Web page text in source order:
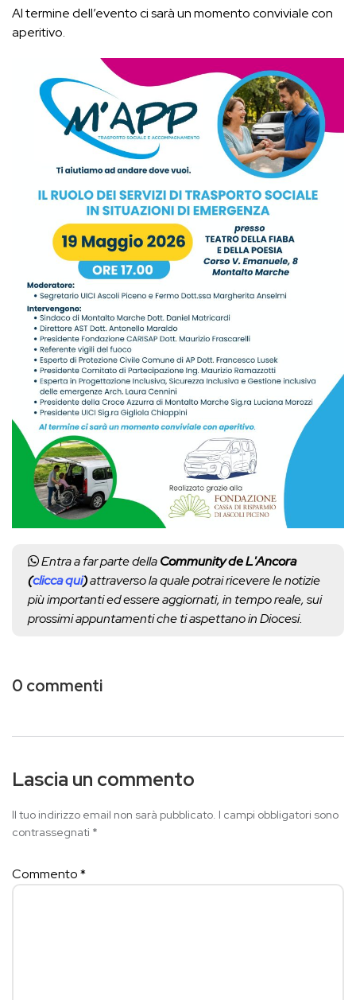
Al termine dell’evento ci sarà un momento conviviale con
aperitivo.
Entra a far parte dellaCommunity de L'Ancora
(clicca qui)attraverso la quale potrai ricevere le notizie
più importanti ed essere aggiornati, in tempo reale, sui
prossimi appuntamenti che ti aspettano in Diocesi.
0 commenti
Lascia un commento
Il tuo indirizzo email non sarà pubblicato. I campi obbligatori sono
contrassegnati *
Commento*